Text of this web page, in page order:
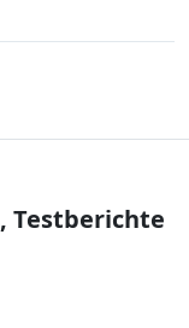
Testberichte